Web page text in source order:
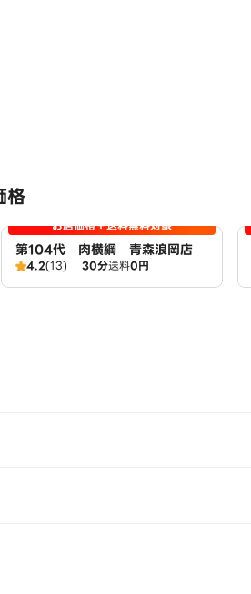
格
お店価格＋送料無料対象
第104代 肉横綱 青森浪岡店
4.2(13) 30分送料0円